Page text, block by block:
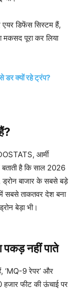
एयर डिफेंस सिस्टम हैं,
पूरा कर लिया
डर क्यों रहे ट्रंप?
आर्मी
है कि साल 2026
बाजार के सबसे बड़े
सबसे ताकतवर देश बना
बेड़ा भी।
पकड़ नहीं पाते
‘MQ-9 रेपर’ और
हजार फीट की ऊंचाई पर